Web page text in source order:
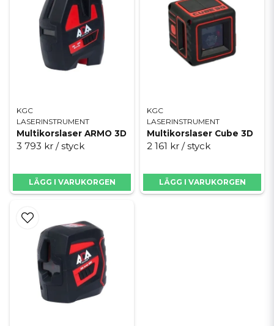
KGC
LASERINSTRUMENT
Multikorslaser ARMO 3D
3 793 kr / styck
LÄGG I VARUKORGEN
KGC
LASERINSTRUMENT
Multikorslaser Cube 3D
2 161 kr / styck
LÄGG I VARUKORGEN